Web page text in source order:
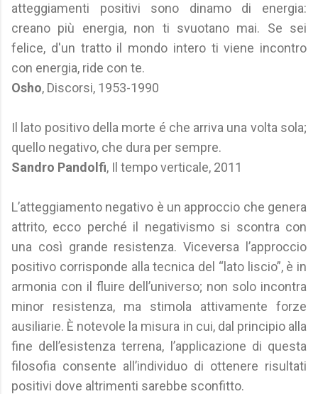
atteggiamenti positivi sono dinamo di energia:
creano più energia, non ti svuotano mai. Se sei
felice, d'un tratto il mondo intero ti viene incontro
con energia, ride con te.
Osho, Discorsi, 1953-1990
Il lato positivo della morte é che arriva una volta sola;
quello negativo, che dura per sempre.
Sandro Pandolfi, Il tempo verticale, 2011
L’atteggiamento negativo è un approccio che genera
attrito, ecco perché il negativismo si scontra con
una così grande resistenza. Viceversa l’approccio
positivo corrisponde alla tecnica del “lato liscio”, è in
armonia con il fluire dell’universo; non solo incontra
minor resistenza, ma stimola attivamente forze
ausiliarie. È notevole la misura in cui, dal principio alla
fine dell’esistenza terrena, l’applicazione di questa
filosofia consente all’individuo di ottenere risultati
positivi dove altrimenti sarebbe sconfitto.